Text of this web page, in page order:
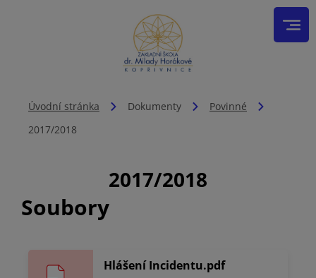
Úvodní stránka Dokumenty
Povinné
2017/2018
2017/2018
Soubory
Hlášení Incidentu.pdf